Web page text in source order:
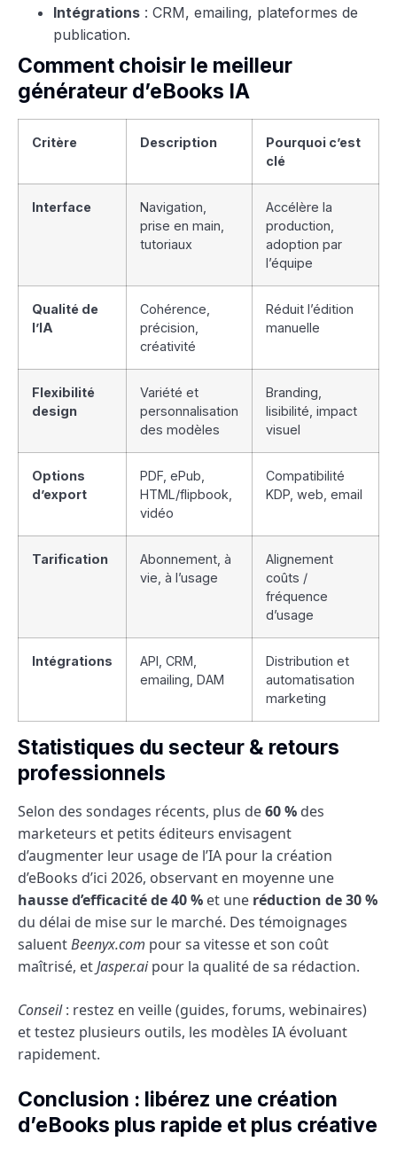
Intégrations : CRM, emailing, plateformes de
publication.
Comment choisir le meilleur
générateur d’eBooks IA
Critère Description
Pourquoi c’est
clé
Interface
Navigation,
prise en main,
tutoriaux
Accélère la
production,
adoption par
l’équipe
Qualité de
l’IA
Cohérence,
précision,
créativité
Réduit l’édition
manuelle
Flexibilité
design
Variété et
personnalisation
des modèles
Branding,
lisibilité, impact
visuel
Options
d’export
PDF, ePub,
HTML/flipbook,
vidéo
Compatibilité
KDP, web, email
Tarification
Abonnement, à
vie, à l’usage
Alignement
coûts /
fréquence
d’usage
Intégrations
API, CRM,
emailing, DAM
Distribution et
automatisation
marketing
Statistiques du secteur & retours
professionnels
Selon des sondages récents, plus de60 % des
marketeurs et petits éditeurs envisagent
d’augmenter leur usage de l’IA pour la création
d’eBooks d’ici 2026, observant en moyenne une
hausse d’efficacité de 40 % et une réduction de 30 %
du délai de mise sur le marché. Des témoignages
saluentBeenyx.com pour sa vitesse et son coût
maîtrisé, etJasper.aipour la qualité de sa rédaction.
Conseil: restez en veille (guides, forums, webinaires)
et testez plusieurs outils, les modèles IA évoluant
rapidement.
Conclusion : libérez une création
d’eBooks plus rapide et plus créative